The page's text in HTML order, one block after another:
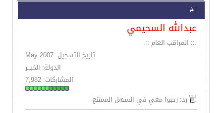
7
عبدالله السحيمي
.:: المراقب العام ::.
تاريخ التسجيل: May 2007
الدولة: الخبـــر
المشاركات: 7,982
رد: رحبوا معي في السهل الممتنع